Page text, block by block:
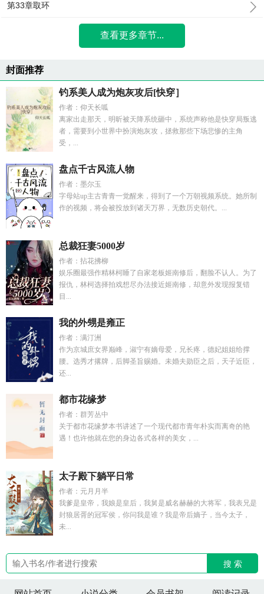
第33章取环
查看更多章节...
封面推荐
钓系美人成为炮灰攻后[快穿］
作者：仰天长呱
离家出走那天，明昕被天降系统砸中，系统声称他是快穿局叛逃
者，需要到小世界中扮演炮灰攻，拯救那些下场悲惨的主角
受，...
盘点千古风流人物
作者：墨尔玉
字母站up主古青青一觉醒来，得到了一个万朝视频系统。她所制
作的视频，将会被投放到诸天万界，无数历史朝代。...
总裁狂妻5000岁
作者：拈花拂柳
娱乐圈最强作精林柯睡了自家老板姬南修后，翻脸不认人。为了
报仇，林柯选择拍戏想尽办法接近姬南修，却意外发现报复错
目...
我的外甥是雍正
作者：满汀洲
作为京城庶女界巅峰，淑宁有嫡母爱，兄长疼，德妃姐姐给撑
腰。选秀才撂牌，后脚圣旨赐婚。未婚夫勋臣之后，天子近臣，
还...
都市花缘梦
作者：群芳丛中
关于都市花缘梦本书讲述了一个现代都市青年朴实而离奇的艳
遇！也许他就在您的身边各式各样的美女，...
太子殿下躺平日常
作者：元月月半
我爹是皇帝，我娘是皇后，我舅是威名赫赫的大将军，我表兄是
封狼居胥的冠军侯，你问我是谁？我是帝后嫡子，当今太子，
未...
搜 索